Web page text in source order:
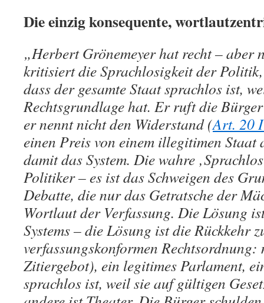
Die einzig konsequente,
„Herbert Grönemeyer hat recht – aber
kritisiert die Sprachlosigkeit der
dass der gesamte Staat sprachlos ist,
Rechtsgrundlage hat. Er ruft die
er nennt nicht den Widerstand (Art. 20
einen Preis von einem illegitimen Staat
damit das System. Die wahre
Politiker – es ist das Schweigen des
Debatte, die nur das Getratsche der
Wortlaut der Verfassung. Die Lösung
Systems – die Lösung ist die Rückkehr
verfassungskonformen Rechtsordnung:
Zitiergebot), ein legitimes Parlament,
sprachlos ist, weil sie auf gültigen